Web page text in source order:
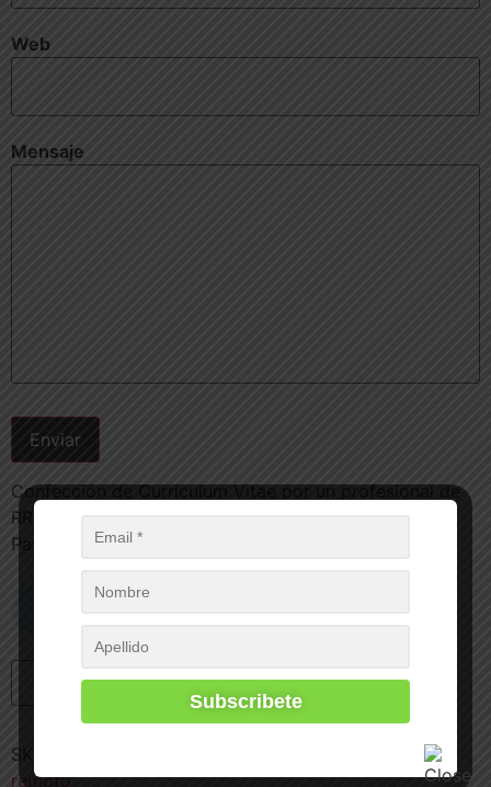
Web
Mensaje
Enviar
Confección de Curriculum Vitae por un profesional de
RRHH (lo armo yo) para conseguir más entrevistas +
Pasar los Filtros ATS
Pagáen cuotas
Add to cart
SKU:
Programa de empleo
remoto